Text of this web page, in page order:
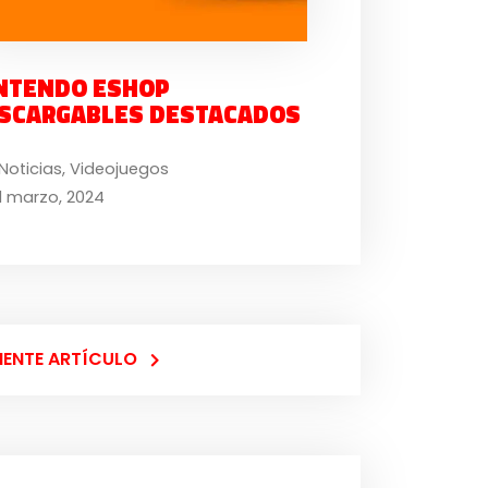
ESHOP
DESTACADOS
,Videojuegos
marzo, 2024
ARTÍCULO